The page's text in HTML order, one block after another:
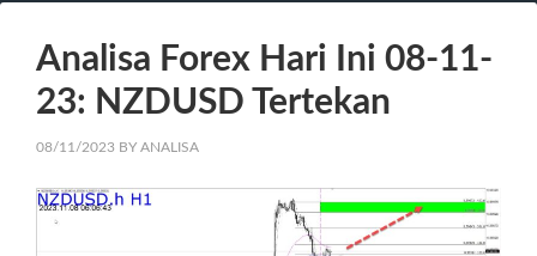
Analisa Forex Hari Ini 08-11-
23: NZDUSD Tertekan
08/11/2023 BY ANALISA